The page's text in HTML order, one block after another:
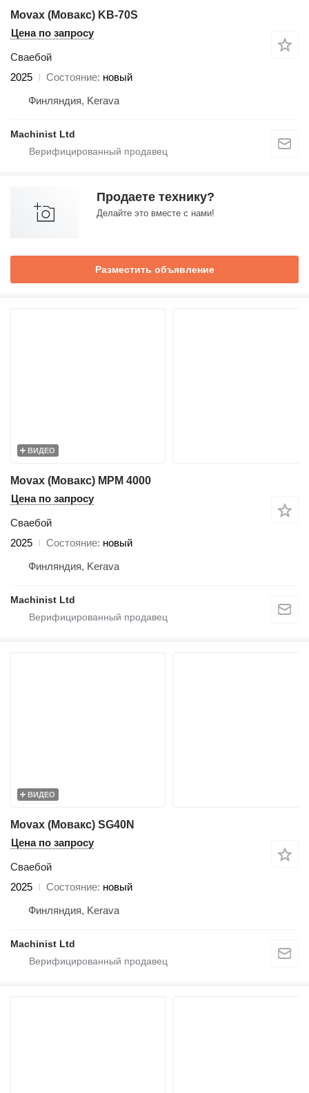
Movax (Мовакс) KB-70S
Цена по запросу
Сваебой
2025
Состояние новый
Финляндия, Kerava
Machinist Ltd
Продаете технику?
Делайте это вместе с нами!
Разместить объявление
ВИДЕО
Movax (Мовакс) MPM 4000
Цена по запросу
Сваебой
2025
Состояние новый
Финляндия, Kerava
Machinist Ltd
ВИДЕО
Movax (Мовакс) SG40N
Цена по запросу
Сваебой
2025
Состояние новый
Финляндия, Kerava
Machinist Ltd